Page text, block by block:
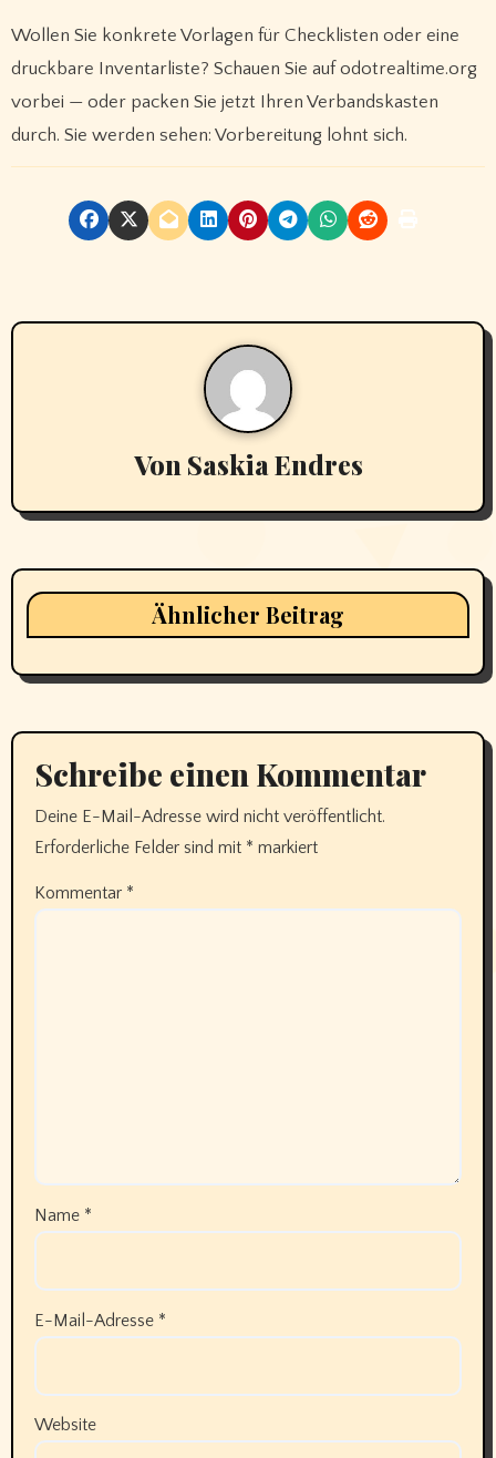
Wollen Sie konkrete Vorlagen für Checklisten oder eine
druckbare Inventarliste? Schauen Sie auf odotrealtime.org
vorbei — oder packen Sie jetzt Ihren Verbandskasten
durch. Sie werden sehen: Vorbereitung lohnt sich.
Von Saskia Endres
Ähnlicher Beitrag
Schreibe einen Kommentar
Deine E-Mail-Adresse wird nicht veröffentlicht.
Erforderliche Felder sind mit * markiert
Kommentar *
Name *
E-Mail-Adresse *
Website